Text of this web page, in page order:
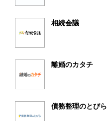
相続会議
離婚のカタチ
債務整理のとびら